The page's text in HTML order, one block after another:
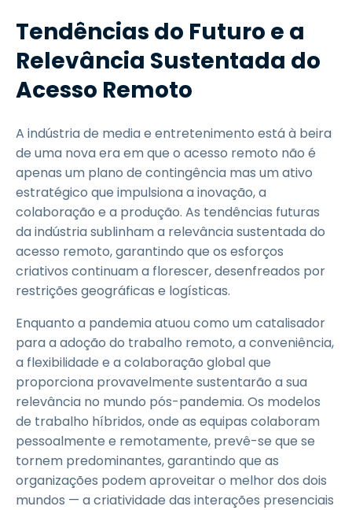
Tendências do Futuro e a
Relevância Sustentada do
Acesso Remoto
A indústria de media e entretenimento está à beira
de uma nova era em que o acesso remoto não é
apenas um plano de contingência mas um ativo
estratégico que impulsiona a inovação, a
colaboração e a produção. As tendências futuras
da indústria sublinham a relevância sustentada do
acesso remoto, garantindo que os esforços
criativos continuam a florescer, desenfreados por
restrições geográficas e logísticas.
Enquanto a pandemia atuou como um catalisador
para a adoção do trabalho remoto, a conveniência,
a flexibilidade e a colaboração global que
proporciona provavelmente sustentarão a sua
relevância no mundo pós-pandemia. Os modelos
de trabalho híbridos, onde as equipas colaboram
pessoalmente e remotamente, prevê-se que se
tornem predominantes, garantindo que as
organizações podem aproveitar o melhor dos dois
mundos — a criatividade das interações presenciais